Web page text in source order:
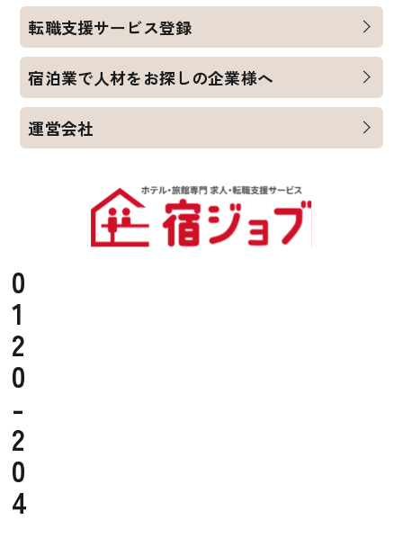
0
1
2
0
-
2
0
4
転職支援サービス登録
宿泊業で人材をお探しの企業様へ
運営会社